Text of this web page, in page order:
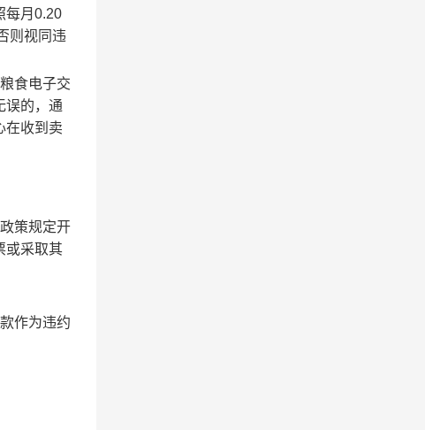
每月0.20
则视同违
食电子交
误的，通
在收到卖
策规定开
或采取其
作为违约